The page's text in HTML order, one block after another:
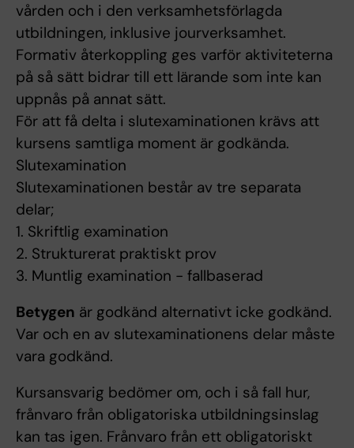
vården och i den verksamhetsförlagda
utbildningen, inklusive jourverksamhet.
Formativ återkoppling ges varför aktiviteterna
på så sätt bidrar till ett lärande som inte kan
uppnås på annat sätt.
För att få delta i slutexaminationen krävs att
kursens samtliga moment är godkända.
Slutexamination
Slutexaminationen består av tre separata
delar;
1. Skriftlig examination
2. Strukturerat praktiskt prov
3. Muntlig examination - fallbaserad
Betygen är godkänd alternativt icke godkänd.
Var och en av slutexaminationens delar måste
vara godkänd.
Kursansvarig bedömer om, och i så fall hur,
frånvaro från obligatoriska utbildningsinslag
kan tas igen. Frånvaro från ett obligatoriskt